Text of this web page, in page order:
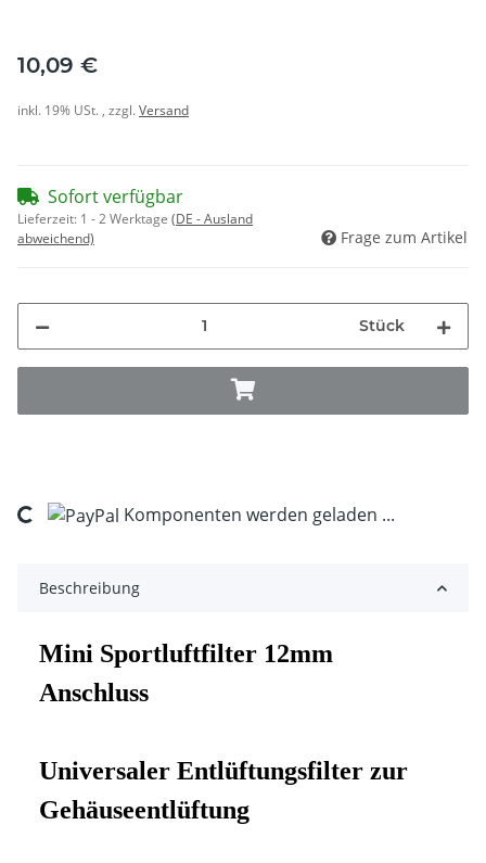
10,09 €
inkl. 19% USt. , zzgl.Versand
Sofort verfügbar
Lieferzeit: 1 - 2 Werktage (DE - Ausland
abweichend)
Frage zum Artikel
Stück
Komponenten werden geladen ...
Beschreibung
Mini Sportluftfilter 12mm
Anschluss
Universaler Entlüftungsfilter zur
Gehäuseentlüftung